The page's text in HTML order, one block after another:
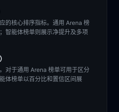
的核心排序指标。通用 Arena 榜
智能体榜单则展示净提升及多项
对于通用 Arena 榜单可用于区分
体榜单以百分比和置信区间展